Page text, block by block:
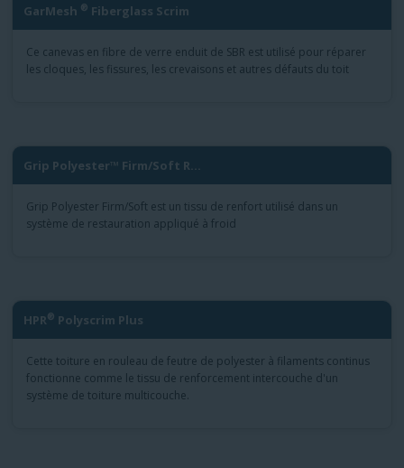
GarMesh ® Fiberglass Scrim
Ce canevas en fibre de verre enduit de SBR est utilisé pour réparer
les cloques, les fissures, les crevaisons et autres défauts du toit
Grip Polyester™ Firm/Soft R...
Grip Polyester Firm/Soft est un tissu de renfort utilisé dans un
système de restauration appliqué à froid
HPR® Polyscrim Plus
Cette toiture en rouleau de feutre de polyester à filaments continus
fonctionne comme le tissu de renforcement intercouche d'un
système de toiture multicouche.